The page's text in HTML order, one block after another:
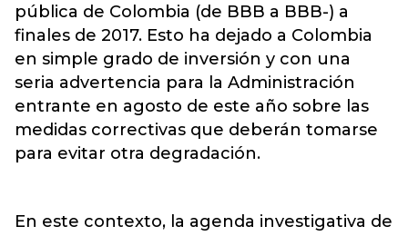
pública de Colombia (de BBB a BBB-) a
finales de 2017. Esto ha dejado a Colombia
en simple grado de inversión y con una
seria advertencia para la Administración
entrante en agosto de este año sobre las
medidas correctivas que deberán tomarse
para evitar otra degradación.
En este contexto, la agenda investigativa de